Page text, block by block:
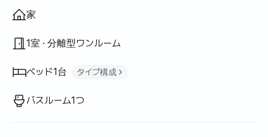
間取り
家
1室 · 分離型ワンルーム
ベッド1台 タイプ構成
バスルーム1つ